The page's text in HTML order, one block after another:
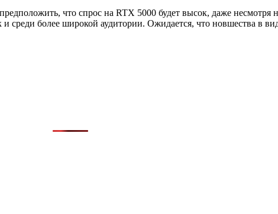
что спрос на RTX 5000 будет высок, даже несмотря
среди более широкой аудитории. Ожидается, что новшества в